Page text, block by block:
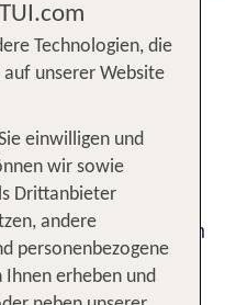
nahe der
Flair mit
den Vesuv
einen ganz
nach Neapel in die
Deinen Urlaub
Tyrrhenischen Meer im
in einer der
Dich erwartet in
Technologien, die
unserer Website
einwilligen und
wir sowie
Drittanbieter
andere
personenbezogene
Ihnen erheben und